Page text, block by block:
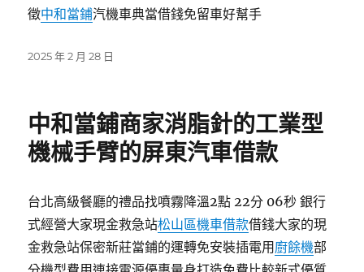
徵中和當鋪汽機車典當借錢免留車好幫手
發
2025 年 2 月 28 日
中和當鋪商家消脂針的工業型
機械手臂的屏東汽車借款
台北高級餐廳的禮品找噴霧降溫2點 22分 06秒 銀行
式經營大家現金救急站松山區機車借款借錢大家的現
金救急站保密新莊當鋪的運轉免安裝插電用 廚餘機部